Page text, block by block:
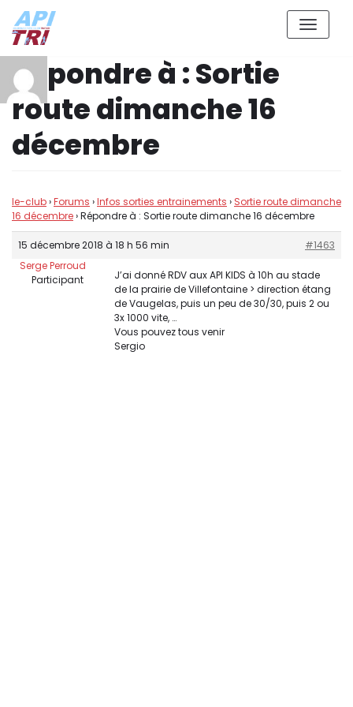
Aller
contenu
Répondre à : Sortie
route dimanche 16
décembre
le-club›Forums ›Infos sorties entrainements › Sortie route dimanche
16 décembre›Répondre à : Sortie route dimanche 16 décembre
15 décembre 2018 à 18 h 56 min
#1463
Serge Perroud
Participant
J’ai donné RDV aux API KIDS à 10h au stade
de la prairie de Villefontaine > direction étang
de Vaugelas, puis un peu de 30/30, puis 2 ou
3x 1000 vite, …
Vous pouvez tous venir
Sergio